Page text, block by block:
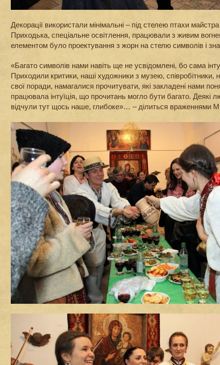
Декорації використали мінімальні – під стелею птахи майстра
Приходька, спеціальне освітлення, працювали з живим
елементом було проектування з жорн на стелю символів і
«Багато символів нами навіть ще не усвідомлені, бо сама
Приходили критики, наші художники з музею, співробітники,
свої поради, намагалися прочитувати, які закладені нами
працювала інтуїція, що прочитань могло бути багато. Деякі
відчули тут щось наше, глибоке»… – ділиться враженнями